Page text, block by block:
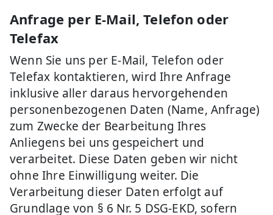
Anfrage per E-Mail, Telefon oder
Telefax
Wenn Sie uns per E-Mail, Telefon oder
Telefax kontaktieren, wird Ihre Anfrage
inklusive aller daraus hervorgehenden
personenbezogenen Daten (Name, Anfrage)
zum Zwecke der Bearbeitung Ihres
Anliegens bei uns gespeichert und
verarbeitet. Diese Daten geben wir nicht
ohne Ihre Einwilligung weiter. Die
Verarbeitung dieser Daten erfolgt auf
Grundlage von § 6 Nr. 5 DSG-EKD, sofern